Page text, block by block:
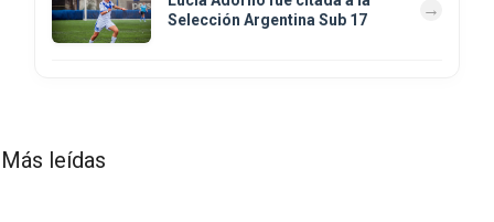
Selección Argentina Sub 17
Más leídas